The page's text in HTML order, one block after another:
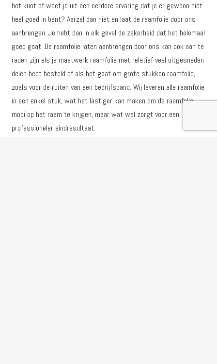
het kunt of weet je uit een eerdere ervaring dat je er gewoon niet
heel goed in bent? Aarzel dan niet en laat de raamfolie door ons
aanbrengen. Je hebt dan in elk geval de zekerheid dat het helemaal
goed gaat. De raamfolie laten aanbrengen door ons kan ook aan te
raden zijn als je maatwerk raamfolie met relatief veel uitgesneden
delen hebt besteld of als het gaat om grote stukken raamfolie,
zoals voor de ruiten van een bedrijfspand. Wij leveren alle raamfolie
in een enkel stuk, wat het lastiger kan maken om de raamfolie
mooi op het raam te krijgen, maar wat wel zorgt voor een
professioneler eindresultaat.